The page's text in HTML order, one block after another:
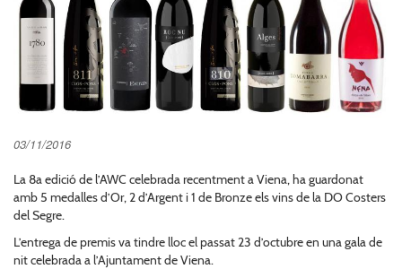
03/11/2016
La 8a edició de l’AWC celebrada recentment a Viena, ha guardonat
amb 5 medalles d’Or, 2 d’Argent i 1 de Bronze els vins de la DO Costers
del Segre.
L’entrega de premis va tindre lloc el passat 23 d’octubre en una gala de
nit celebrada a l’Ajuntament de Viena.